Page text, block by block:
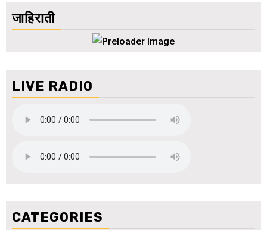
जाहिराती
LIVE RADIO
CATEGORIES